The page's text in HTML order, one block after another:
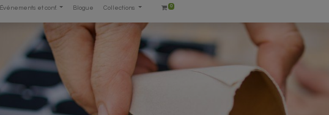
Événements et conf. Blogue Collections 0